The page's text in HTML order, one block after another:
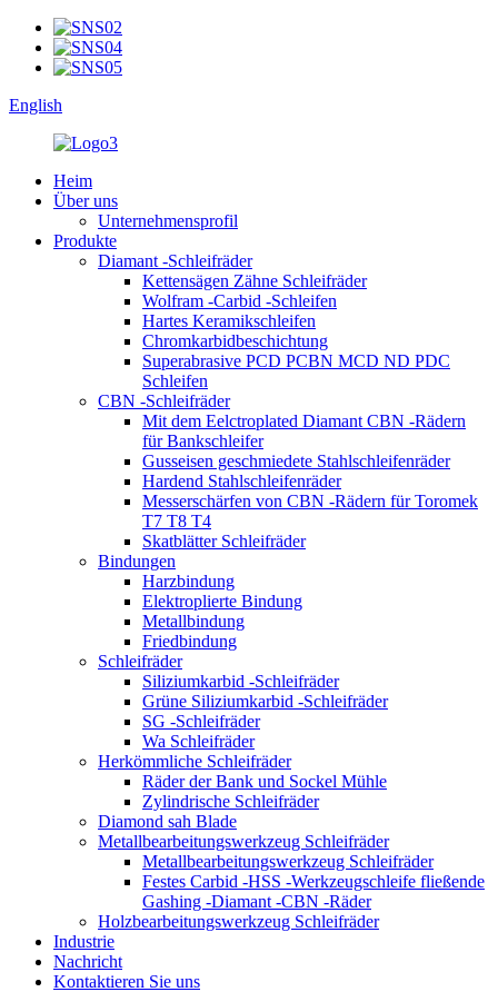
English
Heim
Über uns
Unternehmensprofil
Produkte
Diamant -Schleifräder
Kettensägen Zähne Schleifräder
Wolfram -Carbid -Schleifen
Hartes Keramikschleifen
Chromkarbidbeschichtung
Superabrasive PCD PCBN MCD ND PDC
Schleifen
CBN -Schleifräder
Mit dem Eelctroplated Diamant CBN -Rädern
für Bankschleifer
Gusseisen geschmiedete Stahlschleifenräder
Hardend Stahlschleifenräder
Messerschärfen von CBN -Rädern für Toromek
T7 T8 T4
Skatblätter Schleifräder
Bindungen
Harzbindung
Elektroplierte Bindung
Metallbindung
Friedbindung
Schleifräder
Siliziumkarbid -Schleifräder
Grüne Siliziumkarbid -Schleifräder
SG -Schleifräder
Wa Schleifräder
Herkömmliche Schleifräder
Räder der Bank und Sockel Mühle
Zylindrische Schleifräder
Diamond sah Blade
Metallbearbeitungswerkzeug Schleifräder
Metallbearbeitungswerkzeug Schleifräder
Festes Carbid -HSS -Werkzeugschleife fließende
Gashing -Diamant -CBN -Räder
Holzbearbeitungswerkzeug Schleifräder
Industrie
Nachricht
Kontaktieren Sie uns